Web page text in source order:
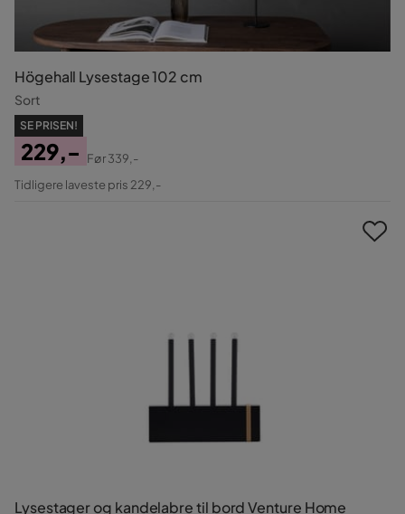
Högehall Lysestage 102 cm
Sort
SE PRISEN!
Pris
229,-
Original
Før339,-
Tidligere laveste pris 229,-
Lysestager og kandelabre til bord Venture Home